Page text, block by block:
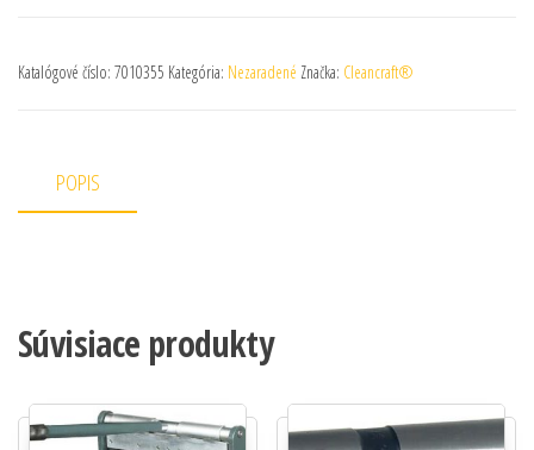
Katalógové číslo: 7010355 Kategória: Nezaradené Značka: Cleancraft®
POPIS
Súvisiace produkty